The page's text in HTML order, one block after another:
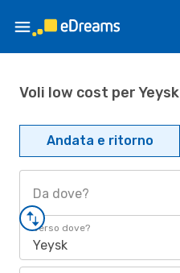
Voli low cost per Yeysk
Andata e ritorno
Da dove?
Verso dove?
Yeysk